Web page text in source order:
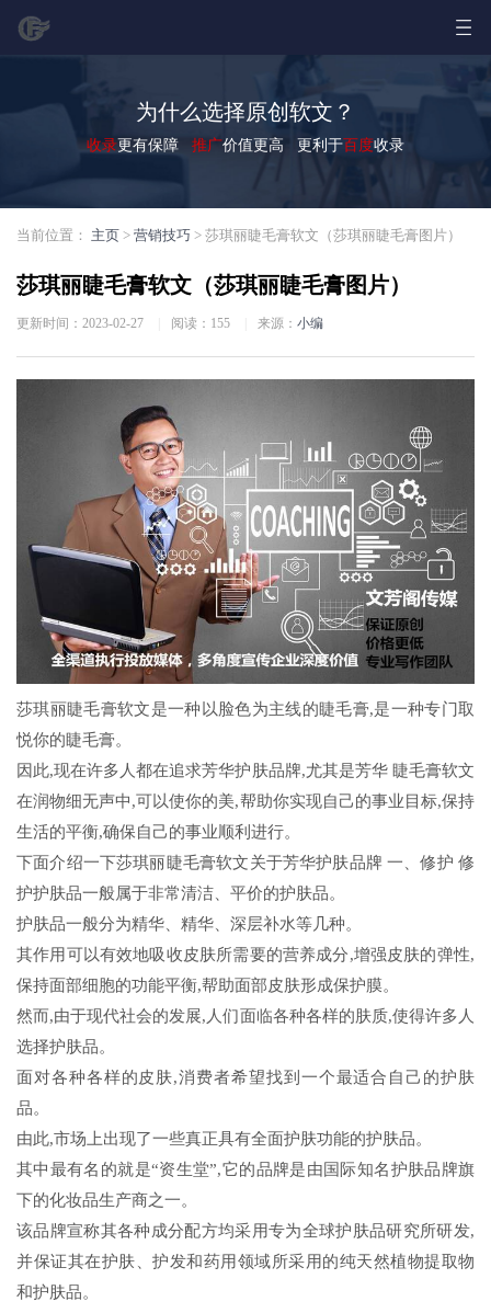
为什么选择原创软文？
收录更有保障 推广价值更高 更利于百度收录
当前位置： 主页 > 营销技巧 > 莎琪丽睫毛膏软文（莎琪丽睫毛膏图片）
莎琪丽睫毛膏软文（莎琪丽睫毛膏图片）
更新时间：2023-02-27 阅读： 155 来源： 小编
莎琪丽睫毛膏软文是一种以脸色为主线的睫毛膏,是一种专门取
悦你的睫毛膏。
因此,现在许多人都在追求芳华护肤品牌,尤其是芳华 睫毛膏软文
在润物细无声中,可以使你的美,帮助你实现自己的事业目标,保持
生活的平衡,确保自己的事业顺利进行。
下面介绍一下莎琪丽睫毛膏软文关于芳华护肤品牌 一、修护 修
护护肤品一般属于非常清洁、平价的护肤品。
护肤品一般分为精华、精华、深层补水等几种。
其作用可以有效地吸收皮肤所需要的营养成分,增强皮肤的弹性,
保持面部细胞的功能平衡,帮助面部皮肤形成保护膜。
然而,由于现代社会的发展,人们面临各种各样的肤质,使得许多人
选择护肤品。
面对各种各样的皮肤,消费者希望找到一个最适合自己的护肤
品。
由此,市场上出现了一些真正具有全面护肤功能的护肤品。
其中最有名的就是“资生堂”,它的品牌是由国际知名护肤品牌旗
下的化妆品生产商之一。
该品牌宣称其各种成分配方均采用专为全球护肤品研究所研发,
并保证其在护肤、护发和药用领域所采用的纯天然植物提取物
和护肤品。